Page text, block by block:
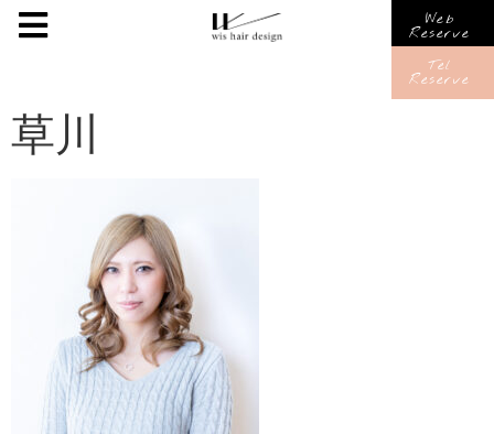
Web
Reserve
Tel
Reserve
草川